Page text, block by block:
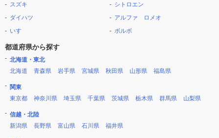
スズキ
ダイハツ
いすゞ
シトロエン
アルファ ロメオ
ボルボ
都道府県から探す
北海道・東北
北海道
青森県 岩手県 宮城県 秋田県 山形県 福島県
関東
東京都
神奈川県 埼玉県 千葉県 茨城県 栃木県 群馬県 山梨県
信越・北陸
新潟県
長野県 富山県 石川県 福井県